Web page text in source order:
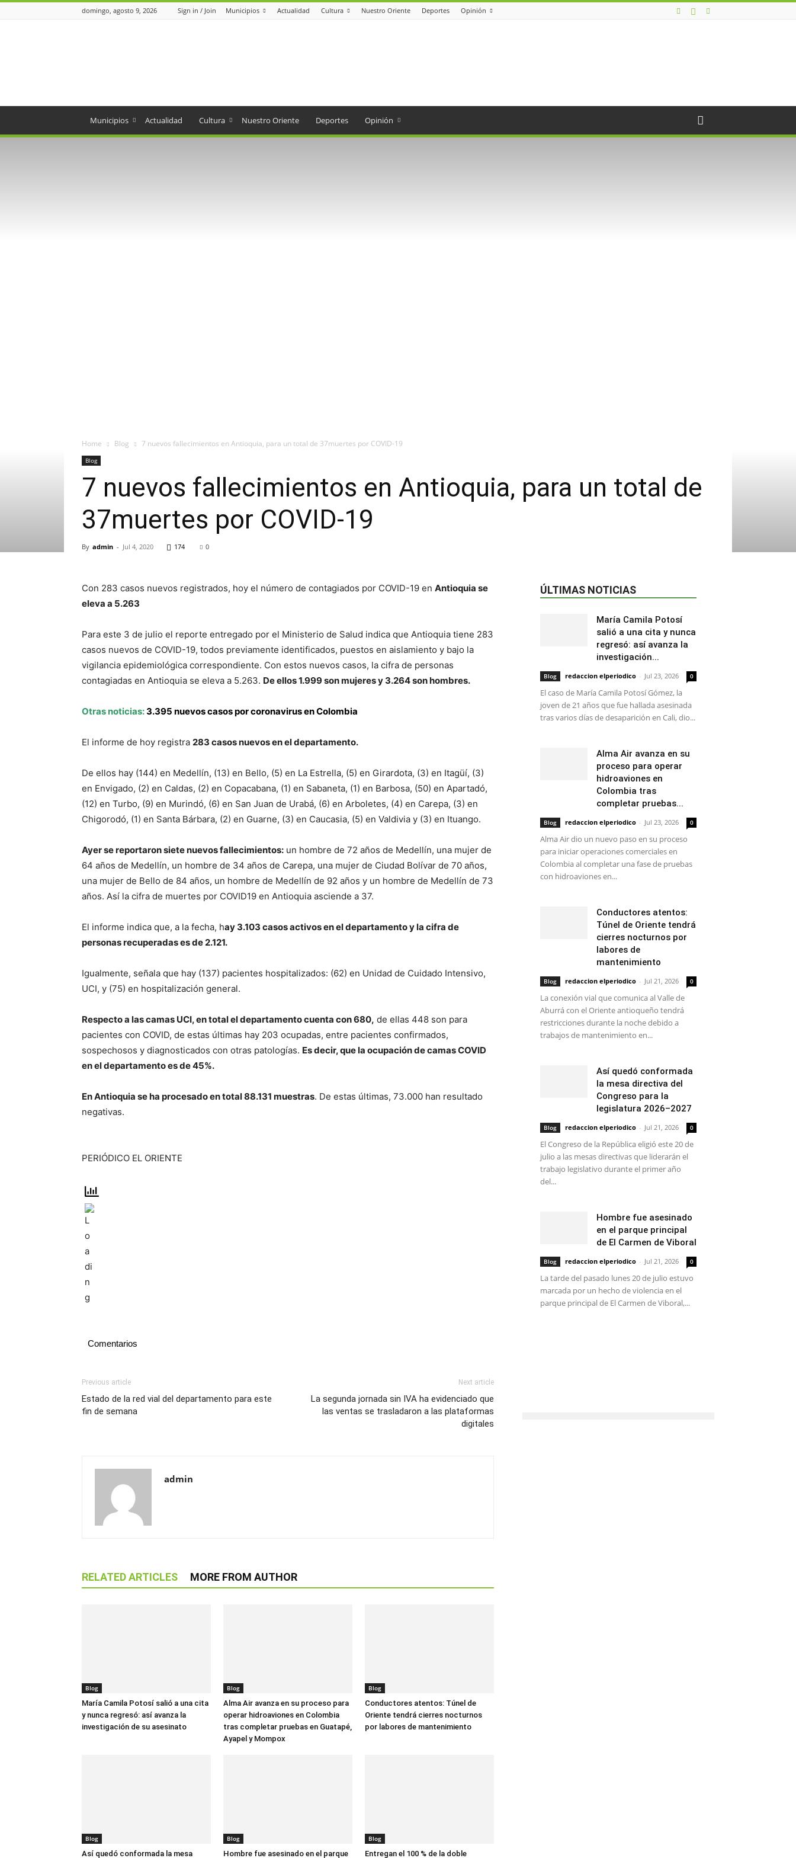
domingo, agosto 9, 2026 Sign in / Join Municipios Actualidad Cultura Nuestro Oriente Deportes Opinión
Municipios Actualidad Cultura Nuestro Oriente Deportes Opinión
Home Blog 7 nuevos fallecimientos en Antioquia, para un total de 37muertes por COVID-19
Blog
7 nuevos fallecimientos en Antioquia, para un total de
37muertes por COVID-19
By admin - Jul 4, 2020 174 0
Con 283 casos nuevos registrados, hoy el número de contagiados por COVID-19 en Antioquia se
eleva a 5.263
Para este 3 de julio el reporte entregado por el Ministerio de Salud indica que Antioquia tiene 283
casos nuevos de COVID-19, todos previamente identificados, puestos en aislamiento y bajo la
vigilancia epidemiológica correspondiente. Con estos nuevos casos, la cifra de personas
contagiadas en Antioquia se eleva a 5.263. De ellos 1.999 son mujeres y 3.264 son hombres.
Otras noticias:3.395 nuevos casos por coronavirus en Colombia
El informe de hoy registra 283 casos nuevos en el departamento.
De ellos hay (144) en Medellín, (13) en Bello, (5) en La Estrella, (5) en Girardota, (3) en Itagüí, (3)
en Envigado, (2) en Caldas, (2) en Copacabana, (1) en Sabaneta, (1) en Barbosa, (50) en Apartadó,
(12) en Turbo, (9) en Murindó, (6) en San Juan de Urabá, (6) en Arboletes, (4) en Carepa, (3) en
Chigorodó, (1) en Santa Bárbara, (2) en Guarne, (3) en Caucasia, (5) en Valdivia y (3) en Ituango.
Ayer se reportaron siete nuevos fallecimientos: un hombre de 72 años de Medellín, una mujer de
64 años de Medellín, un hombre de 34 años de Carepa, una mujer de Ciudad Bolívar de 70 años,
una mujer de Bello de 84 años, un hombre de Medellín de 92 años y un hombre de Medellín de 73
años. Así la cifra de muertes por COVID19 en Antioquia asciende a 37.
El informe indica que, a la fecha, hay 3.103 casos activos en el departamento y la cifra de
personas recuperadas es de 2.121.
Igualmente, señala que hay (137) pacientes hospitalizados: (62) en Unidad de Cuidado Intensivo,
UCI, y (75) en hospitalización general.
Respecto a las camas UCI, en total el departamento cuenta con 680, de ellas 448 son para
pacientes con COVID, de estas últimas hay 203 ocupadas, entre pacientes confirmados,
sospechosos y diagnosticados con otras patologías. Es decir, que la ocupación de camas COVID
en el departamento es de 45%.
En Antioquia se ha procesado en total 88.131 muestras. De estas últimas, 73.000 han resultado
negativas.
PERIÓDICO EL ORIENTE
Comentarios
Previous article
Estado de la red vial del departamento para este
fin de semana
Next article
La segunda jornada sin IVA ha evidenciado que
las ventas se trasladaron a las plataformas
digitales
admin
RELATED ARTICLES MORE FROM AUTHOR
Blog
María Camila Potosí salió a una cita
y nunca regresó: así avanza la
investigación de su asesinato
Blog
Alma Air avanza en su proceso para
operar hidroaviones en Colombia
tras completar pruebas en Guatapé,
Ayapel y Mompox
Blog
Conductores atentos: Túnel de
Oriente tendrá cierres nocturnos
por labores de mantenimiento
Blog
Así quedó conformada la mesa
Blog
Hombre fue asesinado en el parque
Blog
Entregan el 100 % de la doble
ÚLTIMAS NOTICIAS
María Camila Potosí
salió a una cita y nunca
regresó: así avanza la
investigación...
Blog redaccion elperiodico - Jul 23, 2026 0
El caso de María Camila Potosí Gómez, la
joven de 21 años que fue hallada asesinada
tras varios días de desaparición en Cali, dio...
Alma Air avanza en su
proceso para operar
hidroaviones en
Colombia tras
completar pruebas...
Blog redaccion elperiodico - Jul 23, 2026 0
Alma Air dio un nuevo paso en su proceso
para iniciar operaciones comerciales en
Colombia al completar una fase de pruebas
con hidroaviones en...
Conductores atentos:
Túnel de Oriente tendrá
cierres nocturnos por
labores de
mantenimiento
Blog redaccion elperiodico - Jul 21, 2026 0
La conexión vial que comunica al Valle de
Aburrá con el Oriente antioqueño tendrá
restricciones durante la noche debido a
trabajos de mantenimiento en...
Así quedó conformada
la mesa directiva del
Congreso para la
legislatura 2026–2027
Blog redaccion elperiodico - Jul 21, 2026 0
El Congreso de la República eligió este 20 de
julio a las mesas directivas que liderarán el
trabajo legislativo durante el primer año
del...
Hombre fue asesinado
en el parque principal
de El Carmen de Viboral
Blog redaccion elperiodico - Jul 21, 2026 0
La tarde del pasado lunes 20 de julio estuvo
marcada por un hecho de violencia en el
parque principal de El Carmen de Viboral,...